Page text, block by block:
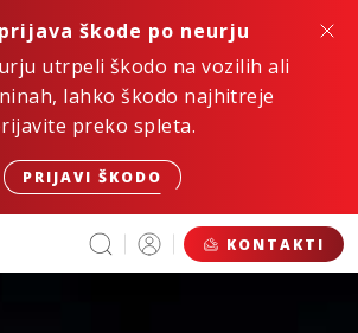
škode po neurju
utrpeli škodo na vozilih ali
lahko škodo najhitreje
preko spleta.
PRIJAVI ŠKODO
KONTAKTI